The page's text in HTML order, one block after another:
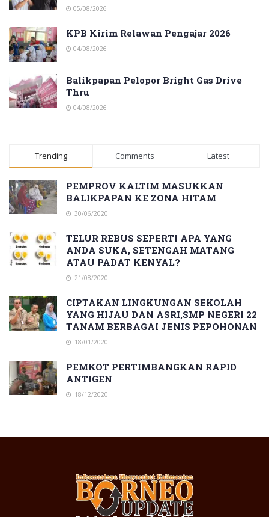
05/08/2026
KPB Kirim Relawan Pengajar 2026
04/08/2026
Balikpapan Pelopor Bright Gas Drive
Thru
04/08/2026
Trending Comments Latest
PEMPROV KALTIM MASUKKAN
BALIKPAPAN KE ZONA HITAM
30/06/2020
TELUR REBUS SEPERTI APA YANG
ANDA SUKA, SETENGAH MATANG
ATAU PADAT KENYAL?
21/08/2020
CIPTAKAN LINGKUNGAN SEKOLAH
YANG HIJAU DAN ASRI,SMP NEGERI 22
TANAM BERBAGAI JENIS PEPOHONAN
18/01/2020
PEMKOT PERTIMBANGKAN RAPID
ANTIGEN
18/12/2020